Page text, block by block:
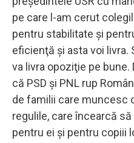
pe care l-am cerut
pentru stabilitate şi
eficienţă şi asta voi livra.
va livra opoziţie pe
că PSD şi PNL rup
de familii care muncesc
regulile, care încearcă
pentru ei şi pentru copiii